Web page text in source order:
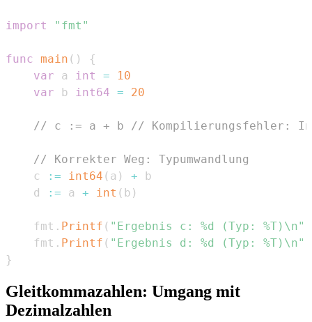
import "fmt"
func main ( )
{
var a int =
10
var b int64 = 20
// c := a + b // Kompilierungsfehler:
// Korrekter Weg: Typumwandlung
	c
:= int64 ( a ) +
	d
:= a + int ( b )
	fmt
. Printf ( "Ergebnis c: %d (Typ: %T)\n"
	fmt
. Printf ( "Ergebnis d: %d (Typ: %T)\n"
}
Gleitkommazahlen: Umgang mit
Dezimalzahlen